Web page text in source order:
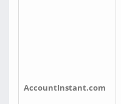
AccountInstant.com